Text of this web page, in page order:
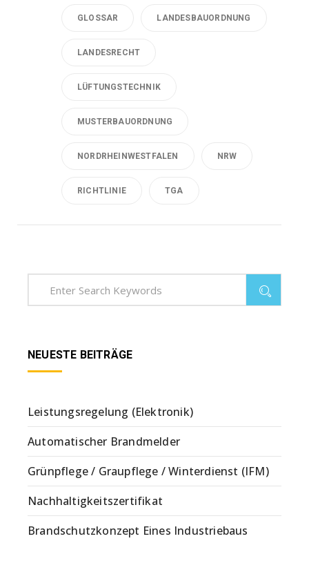
GLOSSAR LANDESBAUORDNUNG
LANDESRECHT
LÜFTUNGSTECHNIK
MUSTERBAUORDNUNG
NORDRHEINWESTFALEN NRW
RICHTLINIE TGA
NEUESTE BEITRÄGE
Leistungsregelung (Elektronik)
Automatischer Brandmelder
Grünpflege / Graupflege / Winterdienst (IFM)
Nachhaltigkeitszertifikat
Brandschutzkonzept Eines Industriebaus